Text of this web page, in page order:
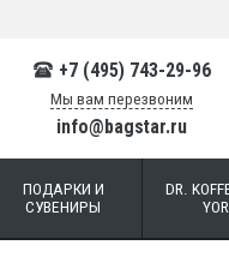
+7 (495) 743-29-96
Мы вам перезвоним
info@bagstar.ru
ПОДАРКИ И
СУВЕНИРЫ
DR.